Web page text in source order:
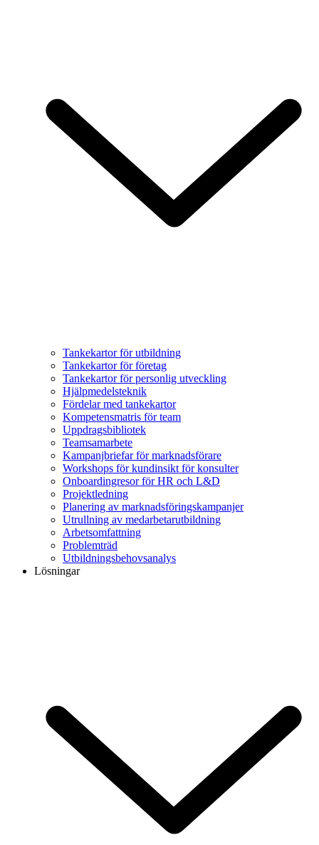
Tankekartor för utbildning
Tankekartor för företag
Tankekartor för personlig utveckling
Hjälpmedelsteknik
Fördelar med tankekartor
Kompetensmatris för team
Uppdragsbibliotek
Teamsamarbete
Kampanjbriefar för marknadsförare
Workshops för kundinsikt för konsulter
Onboardingresor för HR och L&D
Projektledning
Planering av marknadsföringskampanjer
Utrullning av medarbetarutbildning
Arbetsomfattning
Problemträd
Utbildningsbehovsanalys
Lösningar